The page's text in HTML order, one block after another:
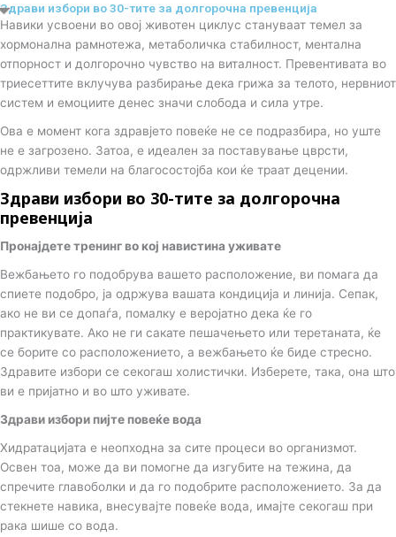
c
o
n
Здрави избори во 30-тите за долгорочна превенција
Навики усвоени во овој животен циклус стануваат темел за
хормонална рамнотежа, метаболичка стабилност, ментална
отпорност и долгорочно чувство на виталност. Превентивата во
триесеттите вклучува разбирање дека грижа за телото, нервниот
систем и емоциите денес значи слобода и сила утре.
Ова е момент кога здравјето повеќе не се подразбира, но уште
не е загрозено. Затоа, е идеален за поставување цврсти,
одржливи темели на благосостојба кои ќе траат децении.
Здрави избори во 30-тите за долгорочна
превенција
Пронајдете тренинг во кој навистина уживате
Вежбањето го подобрува вашето расположение, ви помага да
спиете подобро, ја одржува вашата кондиција и линија. Сепак,
ако не ви се допаѓа, помалку е веројатно дека ќе го
практикувате. Ако не ги сакате пешачењето или теретаната, ќе
се борите со расположението, а вежбањето ќе биде стресно.
Здравите избори се секогаш холистички. Изберете, така, она што
ви е пријатно и во што уживате.
Здрави избори пијте повеќе вода
Хидратацијата е неопходна за сите процеси во организмот.
Освен тоа, може да ви помогне да изгубите на тежина, да
спречите главоболки и да го подобрите расположението. За да
стекнете навика, внесувајте повеќе вода, имајте секогаш при
рака шише со вода.